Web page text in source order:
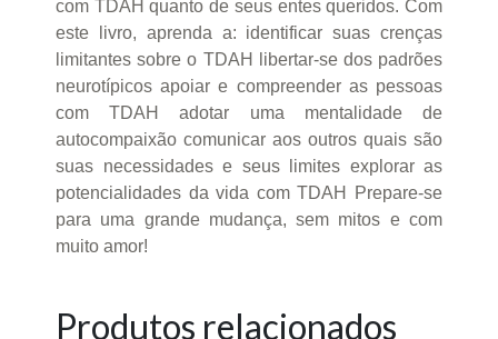
com TDAH quanto de seus entes queridos. Com
este livro, aprenda a: identificar suas crenças
limitantes sobre o TDAH libertar-se dos padrões
neurotípicos apoiar e compreender as pessoas
com TDAH adotar uma mentalidade de
autocompaixão comunicar aos outros quais são
suas necessidades e seus limites explorar as
potencialidades da vida com TDAH Prepare-se
para uma grande mudança, sem mitos e com
muito amor!
Produtos relacionados